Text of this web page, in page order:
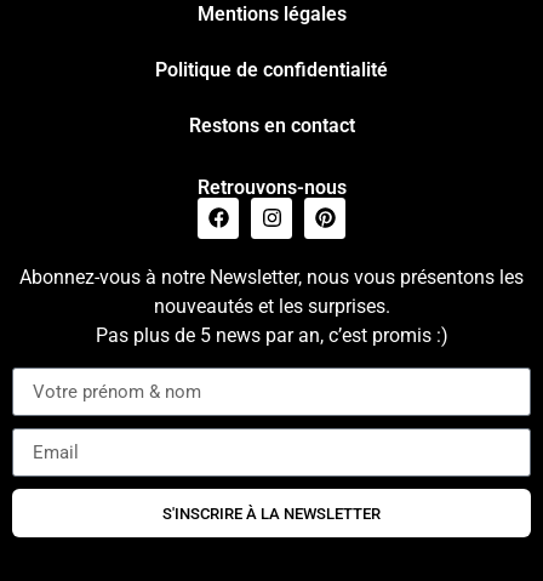
Mentions légales
Politique de confidentialité
Restons en contact
Retrouvons-nous
Abonnez-vous à notre Newsletter, nous vous présentons les
nouveautés et les surprises.
Pas plus de 5 news par an, c’est promis :)
S'INSCRIRE À LA NEWSLETTER